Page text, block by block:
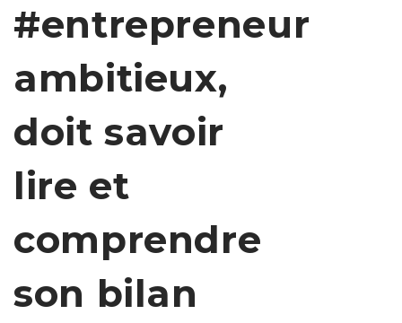
#entrepreneur
ambitieux,
doit savoir
lire et
comprendre
son bilan